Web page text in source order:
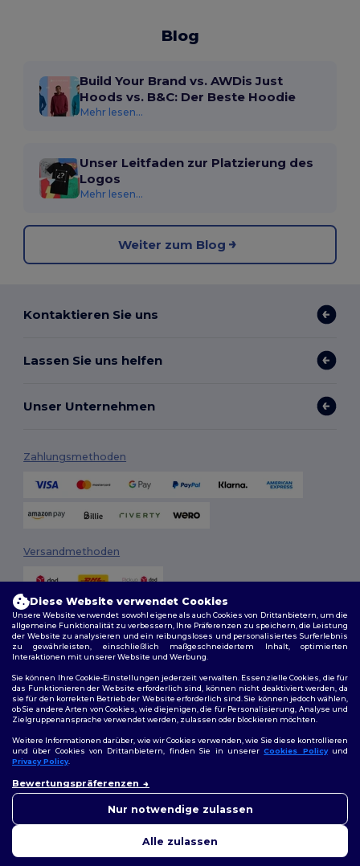
Blog
Build Your Brand vs. AWDis Just
Hoods vs. B&C: Der Beste Hoodie
Mehr lesen...
Unser Leitfaden zur Platzierung des
Logos
Mehr lesen...
Weiter zum Blog
Kontaktieren Sie uns
Lassen Sie uns helfen
Unser Unternehmen
Zahlungsmethoden
Versandmethoden
Allgemeine Geschäftsbedingungen|Personalisierungsrichtlinien
|
Datenschutzbestimmungen
Berlin|Hamburg|München|Köln|Frankfurt|Essen|Dortmund|
|Bremen
Diese Website verwendet Cookies
Unsere Website verwendet sowohl eigene als auch Cookies von Drittanbietern, um die
allgemeine Funktionalität zu verbessern, Ihre Präferenzen zu speichern, die Leistung
der Website zu analysieren und ein reibungsloses und personalisiertes Surferlebnis
zu gewährleisten, einschließlich maßgeschneidertem Inhalt, optimierten
Interaktionen mit unserer Website und Werbung.
Sie können Ihre Cookie-Einstellungen jederzeit verwalten. Essenzielle Cookies, die für
das Funktionieren der Website erforderlich sind, können nicht deaktiviert werden, da
sie für den korrekten Betrieb der Website erforderlich sind. Sie können jedoch wählen,
ob Sie andere Arten von Cookies, wie diejenigen, die für Personalisierung, Analyse und
Zielgruppenansprache verwendet werden, zulassen oder blockieren möchten.
Weitere Informationen darüber, wie wir Cookies verwenden, wie Sie diese kontrollieren
und über Cookies von Drittanbietern, finden Sie in unsererCookies Policyund
Privacy Policy.
Bewertungspräferenzen
Nur notwendige zulassen
Alle zulassen
uns jederzeit kontaktieren.
Ihnen zu helfen.